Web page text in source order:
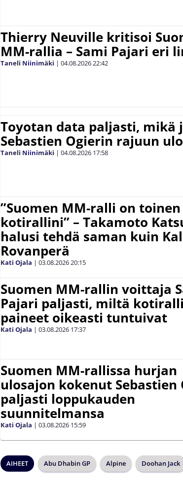
Thierry Neuville kritisoi
MM-rallia – Sami Pajari eri
Taneli Niinimäki | 04.08.202622:42
Toyotan data paljasti, mikä
Sebastien Ogierin rajuun
Taneli Niinimäki | 04.08.2026 17:58
”Suomen MM-ralli on toinen
kotirallini” – Takamoto
halusi tehdä saman kuin
Rovanperä
Kati Ojala | 03.08.202620:15
Suomen MM-rallin voittaja
Pajari paljasti, miltä
paineet oikeasti tuntuivat
Kati Ojala | 03.08.2026 17:37
Suomen MM-rallissa hurjan
ulosajon kokenut Sebastien
paljasti loppukauden
suunnitelmansa
Kati Ojala | 03.08.2026 15:59
AIHEET Abu Dhabin GP Alpine Doohan Jack